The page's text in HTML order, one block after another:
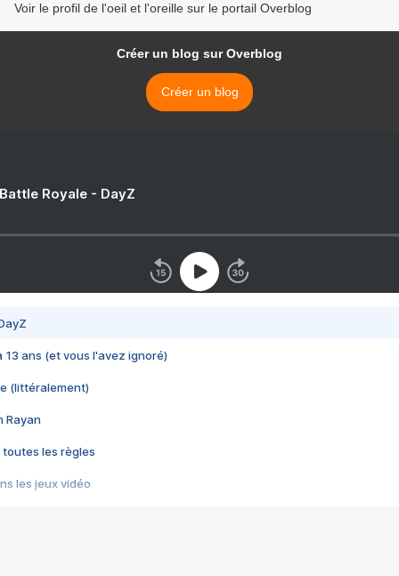
Voir le profil de l'oeil et l'oreille sur le portail Overblog
Créer un blog sur Overblog
Créer un blog
Royale - DayZ
13 ans (et vous l'avez ignoré)
(littéralement)
Rayan
toutes les règles
les jeux vidéo